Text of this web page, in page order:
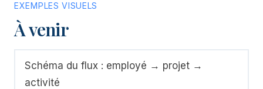
EXEMPLES VISUELS
À venir
Schéma du flux : employé → projet →
activité